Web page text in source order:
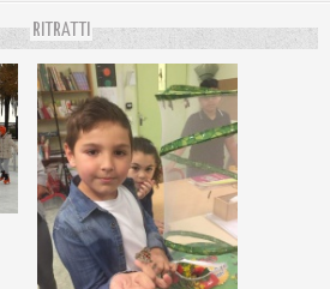
RITRATTI